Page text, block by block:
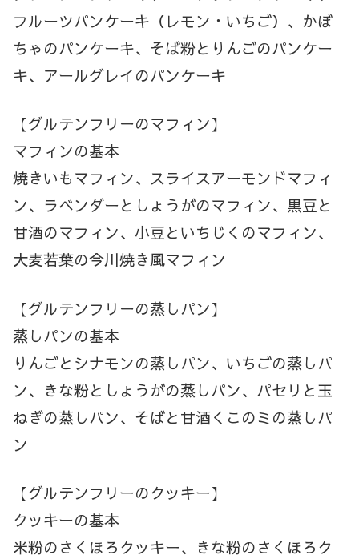
フルーツパンケーキ（レモン・いちご）、かぼ
ちゃのパンケーキ、そば粉とりんごのパンケー
キ、アールグレイのパンケーキ
【グルテンフリーのマフィン】
マフィンの基本
焼きいもマフィン、スライスアーモンドマフィ
ン、ラベンダーとしょうがのマフィン、黒豆と
甘酒のマフィン、小豆といちじくのマフィン、
大麦若葉の今川焼き風マフィン
【グルテンフリーの蒸しパン】
蒸しパンの基本
りんごとシナモンの蒸しパン、いちごの蒸しパ
ン、きな粉としょうがの蒸しパン、パセリと玉
ねぎの蒸しパン、そばと甘酒くこのミの蒸しパ
ン
【グルテンフリーのクッキー】
クッキーの基本
米粉のさくほろクッキー、きな粉のさくほろク